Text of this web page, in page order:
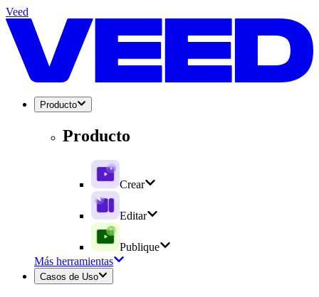
Veed
Producto
Producto
Crear
Editar
Publique
Más herramientas
Casos de Uso